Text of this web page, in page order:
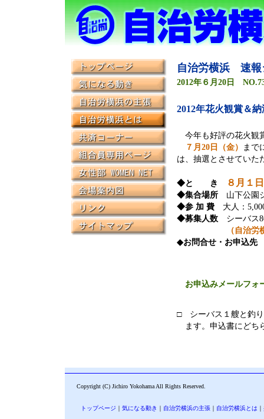
自治労横浜 速報
2012年６月20日
2012年花火観賞＆納
今年も好評の花火観
７月20日（金）
まで
は、抽選とさせていた
◆と き ８月１
◆集合場所 山下公園
◆参 加 費 大人：
◆募集人数 シーバス
（自治
◆お問合せ・お申込先
お申込みメールフォ
□ シーバス１艘と釣り
ます。申込書にどち
Copyright (C) Jichiro Yokohama All Rights Reserved.
トップページ ｜ 気になる動き ｜ 自治労横浜の主張 ｜ 自治労横浜とは ｜